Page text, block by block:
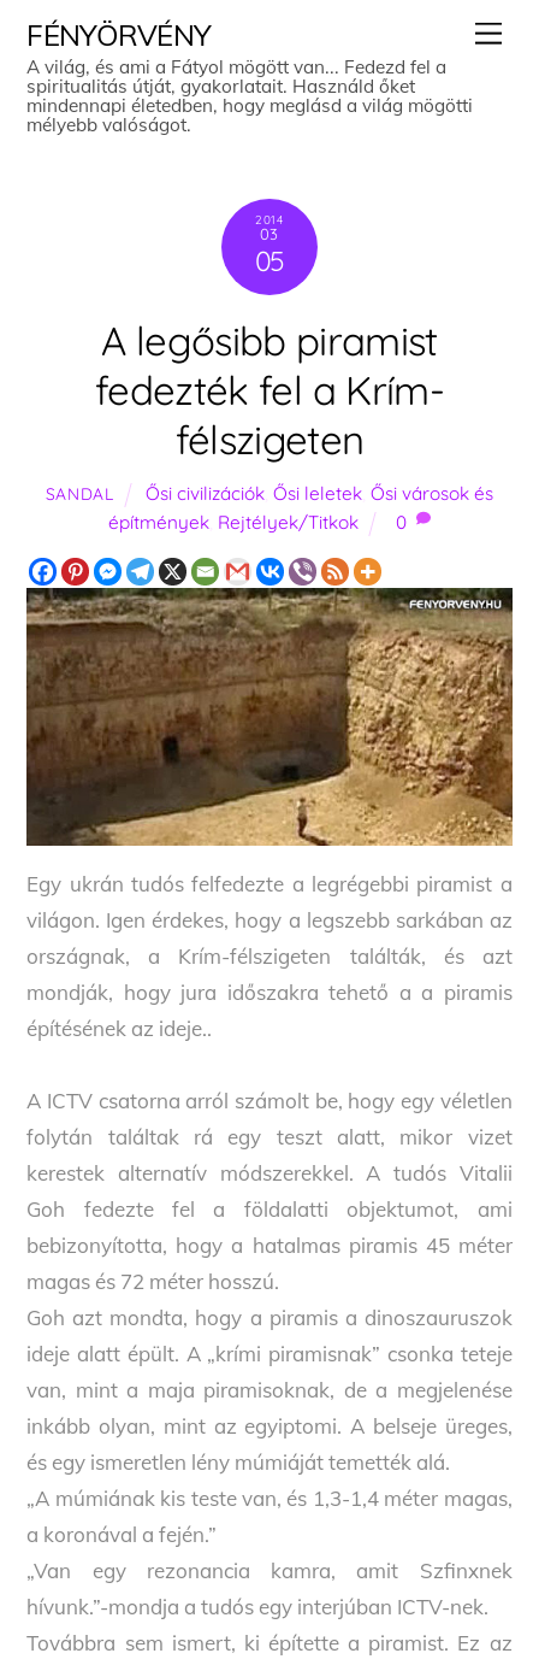
content
FÉNYÖRVÉNY
A világ, és ami a Fátyol mögött van... Fedezd fel a
spiritualitás útját, gyakorlatait. Használd őket
mindennapi életedben, hogy meglásd a világ mögötti
mélyebb valóságot.
2014
03
05
A legősibb piramist
fedezték fel a Krím-
félszigeten
SANDAL Ősi civilizációk ,Ősi leletek ,Ősi városok és
építmények Rejtélyek/Titkok 0
Egy ukrán tudós felfedezte a legrégebbi piramist a
világon. Igen érdekes, hogy a legszebb sarkában az
országnak, a Krím-félszigeten találták, és azt
mondják, hogy jura időszakra tehető a a piramis
építésének az ideje..
A ICTV csatorna arról számolt be, hogy egy véletlen
folytán találtak rá egy teszt alatt, mikor vizet
kerestek alternatív módszerekkel. A tudós Vitalii
Goh fedezte fel a földalatti objektumot, ami
bebizonyította, hogy a hatalmas piramis 45 méter
magas és 72 méter hosszú.
Goh azt mondta, hogy a piramis a dinoszauruszok
ideje alatt épült. A „krími piramisnak” csonka teteje
van, mint a maja piramisoknak, de a megjelenése
inkább olyan, mint az egyiptomi. A belseje üreges,
és egy ismeretlen lény múmiáját temették alá.
„A múmiának kis teste van, és 1,3-1,4 méter magas,
a koronával a fején.”
„Van egy rezonancia kamra, amit Szfinxnek
hívunk.”-mondja a tudós egy interjúban ICTV-nek.
Továbbra sem ismert, ki építette a piramist. Ez az